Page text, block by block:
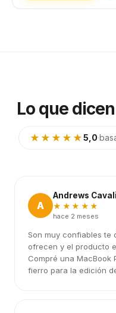
Lo que
★★★★★5,0·
A
Andrews
★★★★★
hace 2 meses
Son muy confiables te
ofrecen y el producto
Compré una MacBook
fierro para la edición